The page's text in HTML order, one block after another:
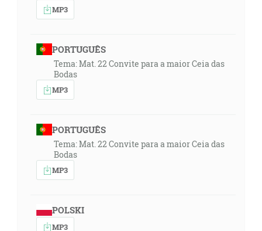
MP3
PORTUGUÊS
Tema: Mat. 22 Convite para a maior Ceia das
Bodas
MP3
PORTUGUÊS
Tema: Mat. 22 Convite para a maior Ceia das
Bodas
MP3
POLSKI
MP3